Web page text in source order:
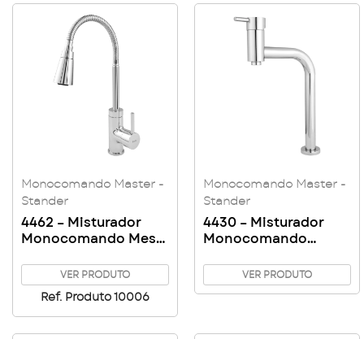
Monocomando Master -
Stander
4462 – Misturador
Monocomando Mesa
Gourmet Duo
VER PRODUTO
Ref. Produto 10006
Monocomando Master -
Stander
4430 – Misturador
Monocomando
VER PRODUTO